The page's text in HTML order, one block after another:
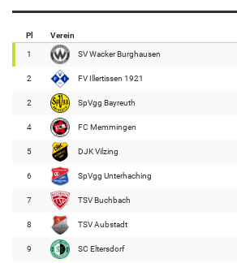
Pl Verein
1 SV Wacker Burghausen
2 FV Illertissen 1921
2 SpVgg Bayreuth
4 FC Memmingen
5 DJK Vilzing
6 SpVgg Unterhaching
7 TSV Buchbach
8 TSV Aubstadt
9 SC Eltersdorf